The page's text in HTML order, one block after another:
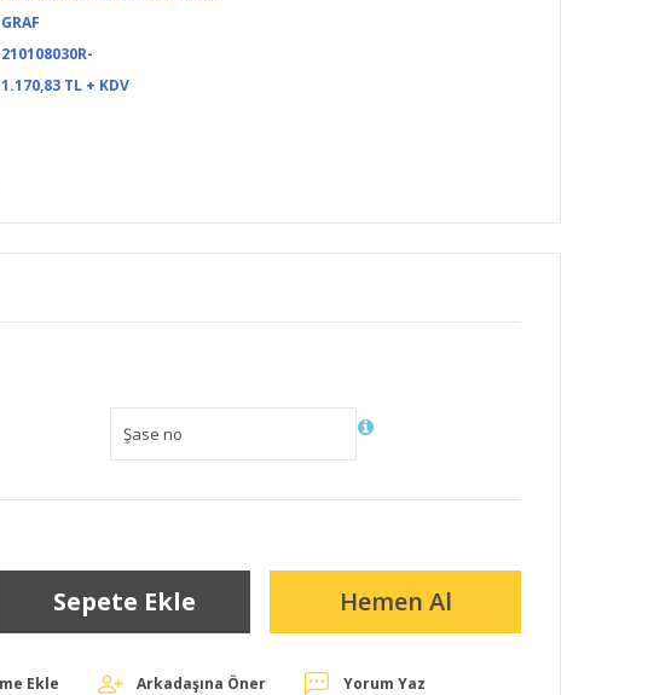
GRAF
210108030R-
1.170,83 TL + KDV
Sepete Ekle Hemen Al
Arkadaşına Öner Yorum Yaz